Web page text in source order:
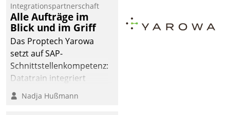
passende Fragen und
Schlagworte auswirft.
Eine intuitive
Dialogführung ermöglicht
dem externen
Serviceteam, Anrufe von
Mietenden zügiger und
effizienter zu bearbeiten.
Integrationspartnerschaft
Alle Aufträge im
Blick und im Griff
Das Proptech Yarowa
setzt auf SAP-
Schnittstellenkompetenz:
Datatrain integriert
Yarowas Portal zur
Vergabe und Verwaltung
Nadja Hußmann